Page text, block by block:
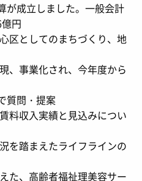
成立しました。一般会計
円
区としてのまちづくり、地
、事業化され、今年度から
質問・提案
料収入実績と見込みについ
を踏まえたライフラインの
た、高齢者福祉理美容サー